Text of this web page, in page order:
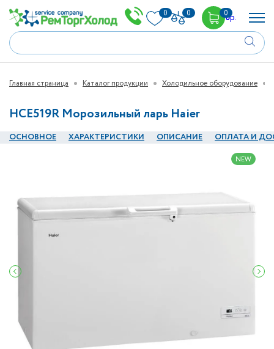
0 0 00р.
Главная страница Каталог продукции Холодильное оборудование
HCE519R Морозильный ларь Haier
ОСНОВНОЕ ХАРАКТЕРИСТИКИ ОПИСАНИЕ ОПЛАТА И
NEW